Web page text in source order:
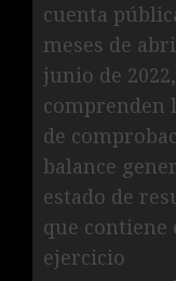
cuenta
meses de
junio de
comprenden
de
balance
estado de
que contiene
ejercicio